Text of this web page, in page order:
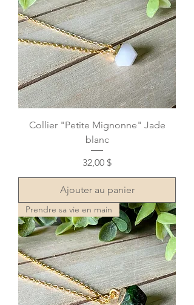
Collier "Petite Mignonne" Jade
blanc
Prix
32,00 $
Ajouter au panier
Prendre sa vie en main